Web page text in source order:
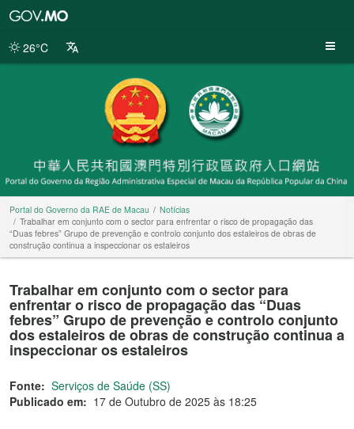
da
26°C
Portal do Governo da RAE de Macau
Notícias
Trabalhar em conjunto com o sector para enfrentar o risco de propagação das
“Duas febres” Grupo de prevenção e controlo conjunto dos estaleiros de obras de
construção continua a inspeccionar os estaleiros
Trabalhar em conjunto com o sector para
enfrentar o risco de propagação das “Duas
febres” Grupo de prevenção e controlo conjunto
dos estaleiros de obras de construção continua a
inspeccionar os estaleiros
Fonte: Serviços de Saúde (SS)
Publicado em: 17 de Outubro de 2025 às 18:25